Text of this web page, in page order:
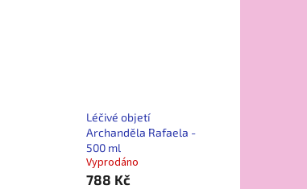
Léčivé objetí
Archanděla Rafaela -
500 ml
Vyprodáno
788 Kč